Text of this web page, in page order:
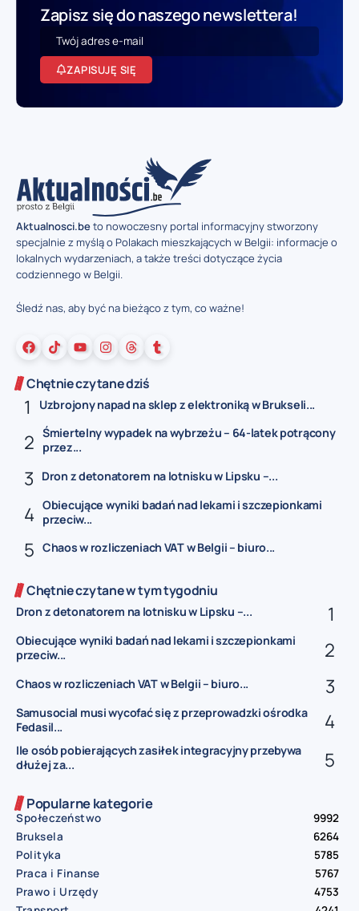
Zapisz się do naszego newslettera!
ZAPISUJĘ SIĘ
Aktualnosci.beto nowoczesny portal informacyjny stworzony
specjalnie z myślą o Polakach mieszkających w Belgii: informacje o
lokalnych wydarzeniach, a także treści dotyczące życia
codziennego w Belgii.
Śledź nas, aby być na bieżąco z tym, co ważne!
Chętnie czytane dziś
Uzbrojony napad na sklep z elektroniką w Brukseli...
Śmiertelny wypadek na wybrzeżu – 64-latek potrącony
przez...
Dron z detonatorem na lotnisku w Lipsku –...
Obiecujące wyniki badań nad lekami i szczepionkami
przeciw...
Chaos w rozliczeniach VAT w Belgii – biuro...
Chętnie czytane w tym tygodniu
Dron z detonatorem na lotnisku w Lipsku –...
Obiecujące wyniki badań nad lekami i szczepionkami
przeciw...
Chaos w rozliczeniach VAT w Belgii – biuro...
Samusocial musi wycofać się z przeprowadzki ośrodka
Fedasil...
Ile osób pobierających zasiłek integracyjny przebywa
dłużej za...
Popularne kategorie
Społeczeństwo
9992
Bruksela
6264
Polityka
5785
Praca i Finanse
5767
Prawo i Urzędy
4753